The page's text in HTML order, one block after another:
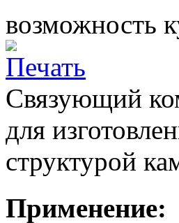
возможность
Связующий
для
структурой
Применение: